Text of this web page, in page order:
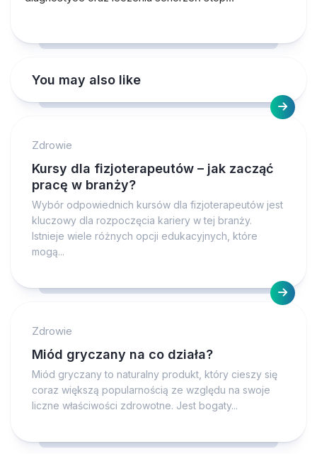
You may also like
Zdrowie
Kursy dla fizjoterapeutów – jak zacząć
pracę w branży?
Wybór odpowiednich kursów dla fizjoterapeutów jest
kluczowy dla rozpoczęcia kariery w tej branży.
Istnieje wiele różnych opcji edukacyjnych, które
mogą...
Zdrowie
Miód gryczany na co działa?
Miód gryczany to naturalny produkt, który cieszy się
coraz większą popularnością ze względu na swoje
liczne właściwości zdrowotne. Jest bogaty...